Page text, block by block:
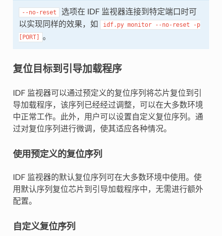
--no-reset
选项在 IDF 监视器连接到特定端口时可
以实现同样的效果，如
idf.py monitor --no-reset
-p
[PORT]
。
复位目标到引导加载程序
IDF 监视器可以通过预定义的复位序列将芯片复位到引
导加载程序，该序列已经经过调整，可以在大多数环境
中正常工作。此外，用户可以设置自定义复位序列。通
过对复位序列进行微调，使其适应各种情况。
使用预定义的复位序列
IDF 监视器的默认复位序列可在大多数环境中使用。使
用默认序列复位芯片到引导加载程序中，无需进行额外
配置。
自定义复位序列